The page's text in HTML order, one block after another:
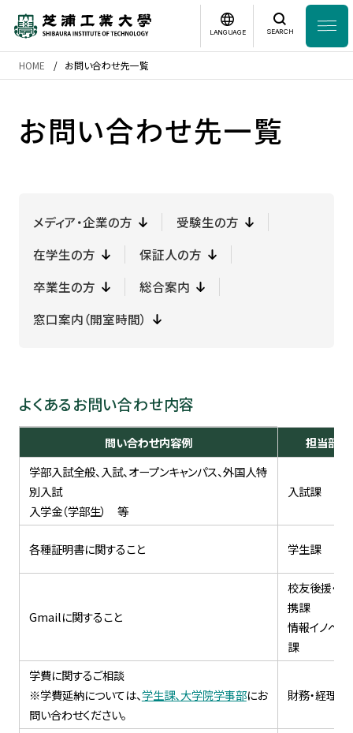
News
芝浦工業大学とは
研究・産学連携
入学案内
受験生 在学生・保証人
卒業生 企業・研究者
一般
LANGUAGE SEARCH
日本語 English
HOME お問い合わせ先一覧
お問い合わせ先一覧
メディア・企業の方
受験生の方
在学生の方
保証人の方
卒業生の方
総合案内
窓口案内（開室時間）
よくあるお問い合わせ内容
問い合わせ内容例
担当部署
学部入試全般、入試、オープンキャンパス、外国人特
別入試
入学金（学部生） 等
入試課
各種証明書に関すること 学生課
Gmailに関すること
校友後援・社
携課
情報イノベー
課
学費に関するご相談
※学費延納については、学生課、大学院学事部にお
問い合わせください。
財務・経理課